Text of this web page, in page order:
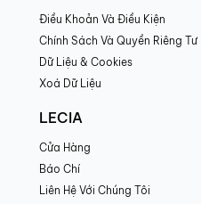
Điều Khoản Và Điều Kiện
Chính Sách Và Quyền Riêng Tư
Dữ Liệu & Cookies
Xoá Dữ Liệu
LECIA
Cửa Hàng
Báo Chí
Liên Hệ Với Chúng Tôi